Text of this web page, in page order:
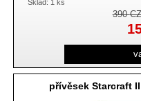
Sklad: 1 ks
390
přívěsek Starcraft